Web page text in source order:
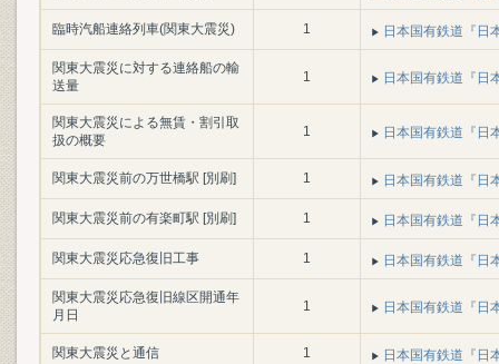
臨時汽船連絡列車(関東大震災) 1 日本国有鉄道『日
関東大震災に対する連絡船の輸
送量
1 日本国有鉄道『日
関東大震災による無賃・割引取
扱の概要
1 日本国有鉄道『日
関東大震災前の万世橋駅 [別刷] 1 日本国有鉄道『日
関東大震災前の有楽町駅 [別刷] 1 日本国有鉄道『日
関東大震災応急復旧工事 1 日本国有鉄道『日
関東大震災応急復旧線区開通年
月日
1 日本国有鉄道『日
関東大震災と通信 1 日本国有鉄道『日